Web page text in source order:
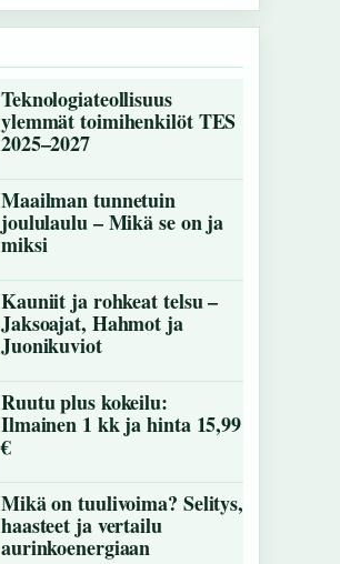
Teknologiateollisuus
ylemmät toimihenkilöt TES
2025–2027
Maailman tunnetuin
joululaulu – Mikä se on ja
miksi
Kauniit ja rohkeat telsu –
Jaksoajat, Hahmot ja
Juonikuviot
Ruutu plus kokeilu:
Ilmainen 1 kk ja hinta 15,99
€
Mikä on tuulivoima? Selitys,
haasteet ja vertailu
aurinkoenergiaan